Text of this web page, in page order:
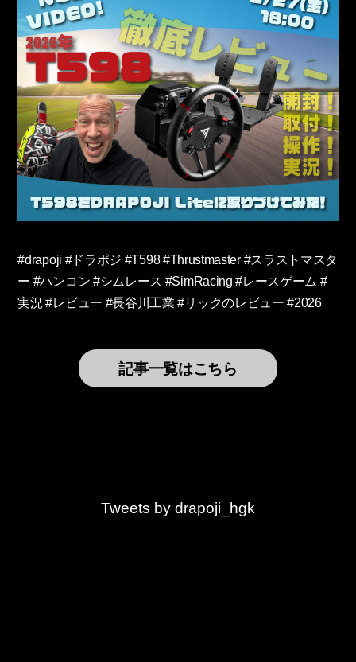
#drapoji #ドラポジ #T598 #Thrustmaster #スラストマスタ
ー #ハンコン #シムレース #SimRacing #レースゲーム #
実況 #レビュー #長谷川工業 #リックのレビュー #2026
記事一覧はこちら
Tweets by drapoji_hgk